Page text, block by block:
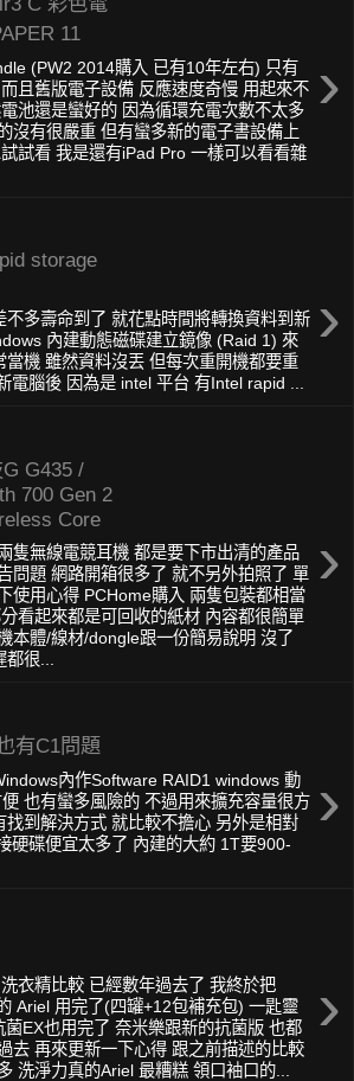
11
›
(PW2 2014購入 已有10年左右) 只有
且舊版電子設備 反應速度奇慢 用起來不
池還是蠻好的 因為循環充電次數不太多
沒有很嚴重 但有蠻多新的電子書設備上
試看 我是還有iPad Pro 一樣可以看看雜
storage
›
不多壽命到了 就花點時間將轉換資料到新
內建動態磁碟建立鏡像 (Raid 1) 來
當機 雖然資料沒丟 但每次重開機都要重
電腦後 因為是 intel 平台 有Intel rapid ...
G435 /
700 Gen 2
Core
›
隻無線電競耳機 都是要下市出清的產品
問題 網路開箱很多了 就不另外拍照了 單
使用心得 PCHome購入 兩隻包裝都相當
看起來都是可回收的紙材 內容都很簡單
本體/線材/dongle跟一份簡易說明 沒了
都很...
有C1問題
›
內作Software RAID1 windows 動
也有蠻多風險的 不過用來擴充容量很方
找到解決方式 就比較不擔心 另外是相對
硬碟便宜太多了 內建的大約 1T要900-
›
衣精比較 已經數年過去了 我終於把
Ariel 用完了(四罐+12包補充包) 一匙靈
菌EX也用完了 奈米樂跟新的抗菌版 也都
去 再來更新一下心得 跟之前描述的比較
洗淨力真的Ariel 最糟糕 領口袖口的...